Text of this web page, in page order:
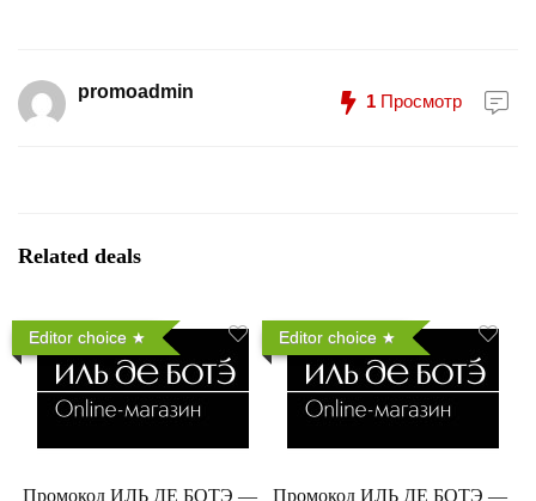
promoadmin 1 Просмотр
Related deals
Editor choice
Промокод ИЛЬ ДЕ БОТЭ —
Editor choice
Промокод ИЛЬ ДЕ БОТЭ —